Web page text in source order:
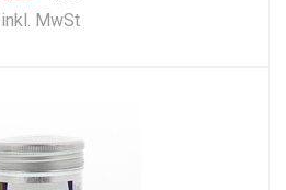
inkl. MwSt